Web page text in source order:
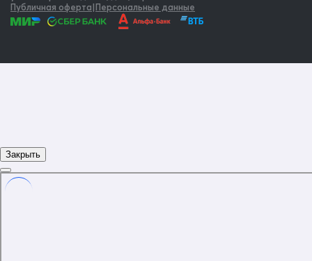
Публичная оферта|Персональные данные
Закрыть